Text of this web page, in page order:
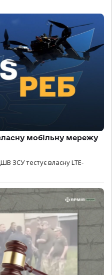
мобільну мережу
ЗСУ тестує власну LTE-